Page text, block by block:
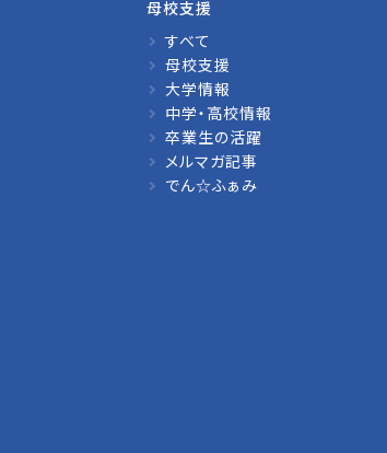
母校支援
すべて
母校支援
大学情報
中学・高校情報
卒業生の活躍
メルマガ記事
でん☆ふぁみ